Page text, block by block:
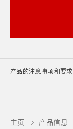
产品的注意事项和要求
主页 产品信息